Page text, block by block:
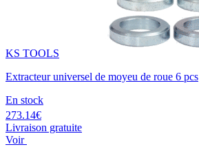
KS TOOLS
Extracteur universel de moyeu de roue 6 pcs
En stock
273.14€
Livraison gratuite
Voir